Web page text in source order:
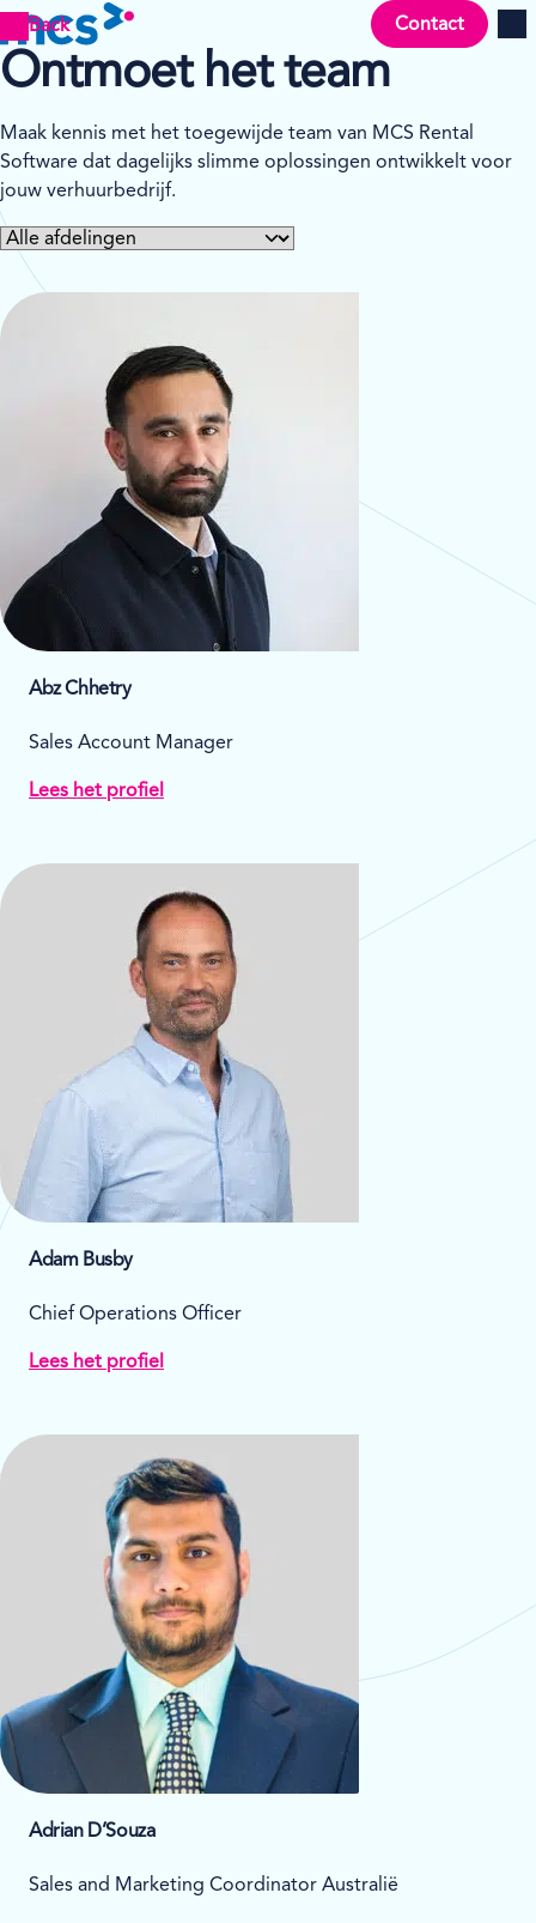
Back Contact
Ontmoet het team
Maak kennis met het toegewijde team van MCS Rental
Software dat dagelijks slimme oplossingen ontwikkelt voor
jouw verhuurbedrijf.
Abz Chhetry
Sales Account Manager
Lees het profiel
Adam Busby
Chief Operations Officer
Lees het profiel
Adrian D’Souza
Sales and Marketing Coordinator Australië